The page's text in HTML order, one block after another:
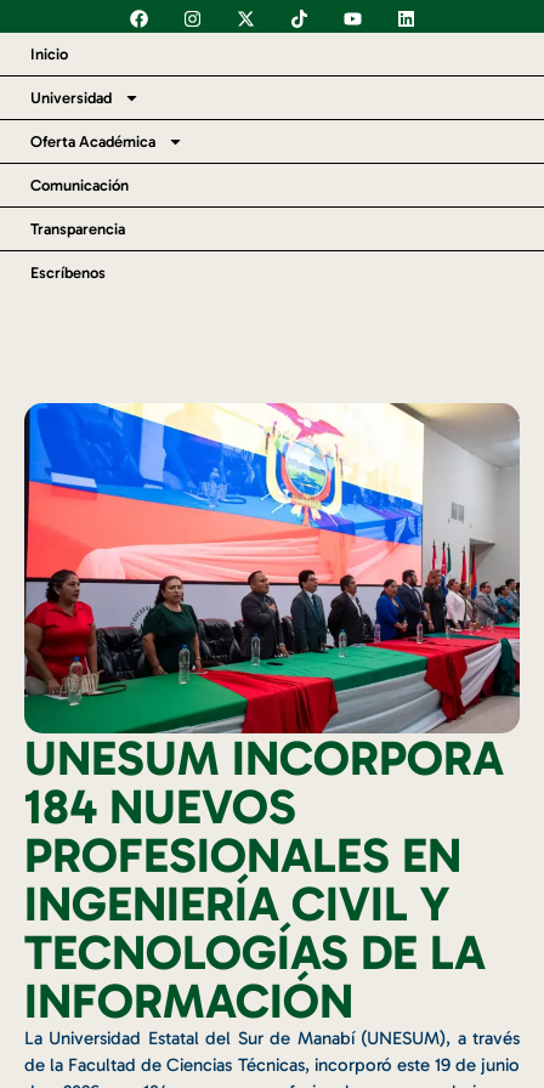
Inicio
Universidad
Oferta Académica
Comunicación
Transparencia
Escríbenos
UNESUM INCORPORA
184 NUEVOS
PROFESIONALES EN
INGENIERÍA CIVIL Y
TECNOLOGÍAS DE LA
INFORMACIÓN
La Universidad Estatal del Sur de Manabí (UNESUM), a través
de la Facultad de Ciencias Técnicas, incorporó este 19 de junio